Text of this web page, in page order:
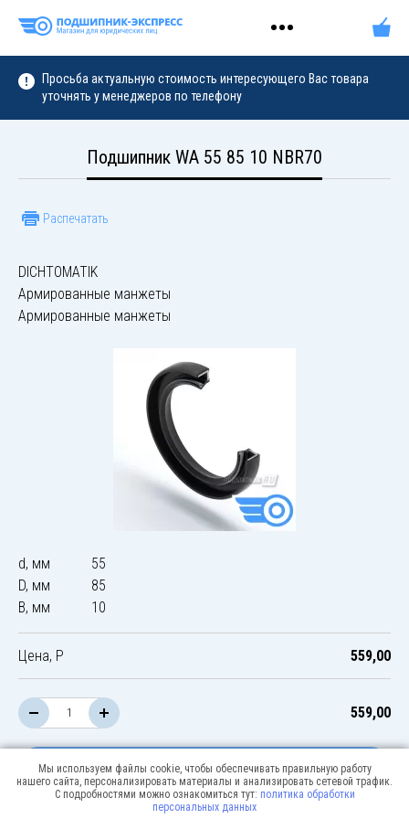
Просьба актуальную стоимость интересующего Вас товара
уточнять у менеджеров по телефону
Подшипник WA 55 85 10 NBR70
Распечатать
DICHTOMATIK
Армированные манжеты
Армированные манжеты
d, мм
55
D, мм
85
B, мм
10
Цена, Р 559,00
559,00
В корзину
Мы используем файлы cookie, чтобы обеспечивать правильную работу
нашего сайта, персонализировать материалы и анализировать сетевой трафик.
С подробностями можно ознакомиться тут: политика обработки
персональных данных